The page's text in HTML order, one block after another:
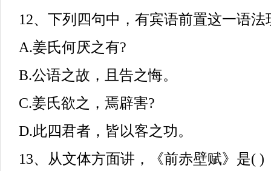
12、下列四句中，有宾语前置这一语
A.姜氏何厌之有?
B.公语之故，且告之悔。
C.姜氏欲之，焉辟害?
D.此四君者，皆以客之功。
13、从文体方面讲，《前赤壁赋》是( )